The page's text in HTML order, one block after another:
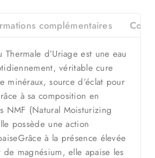
complémentaires
Thermale d’Uriage est une eau
véritable cure
minéraux, source d’éclat pour
à sa composition en
NMF (Natural Moisturizing
possède une action
à la présence élevée
magnésium, elle apaise les